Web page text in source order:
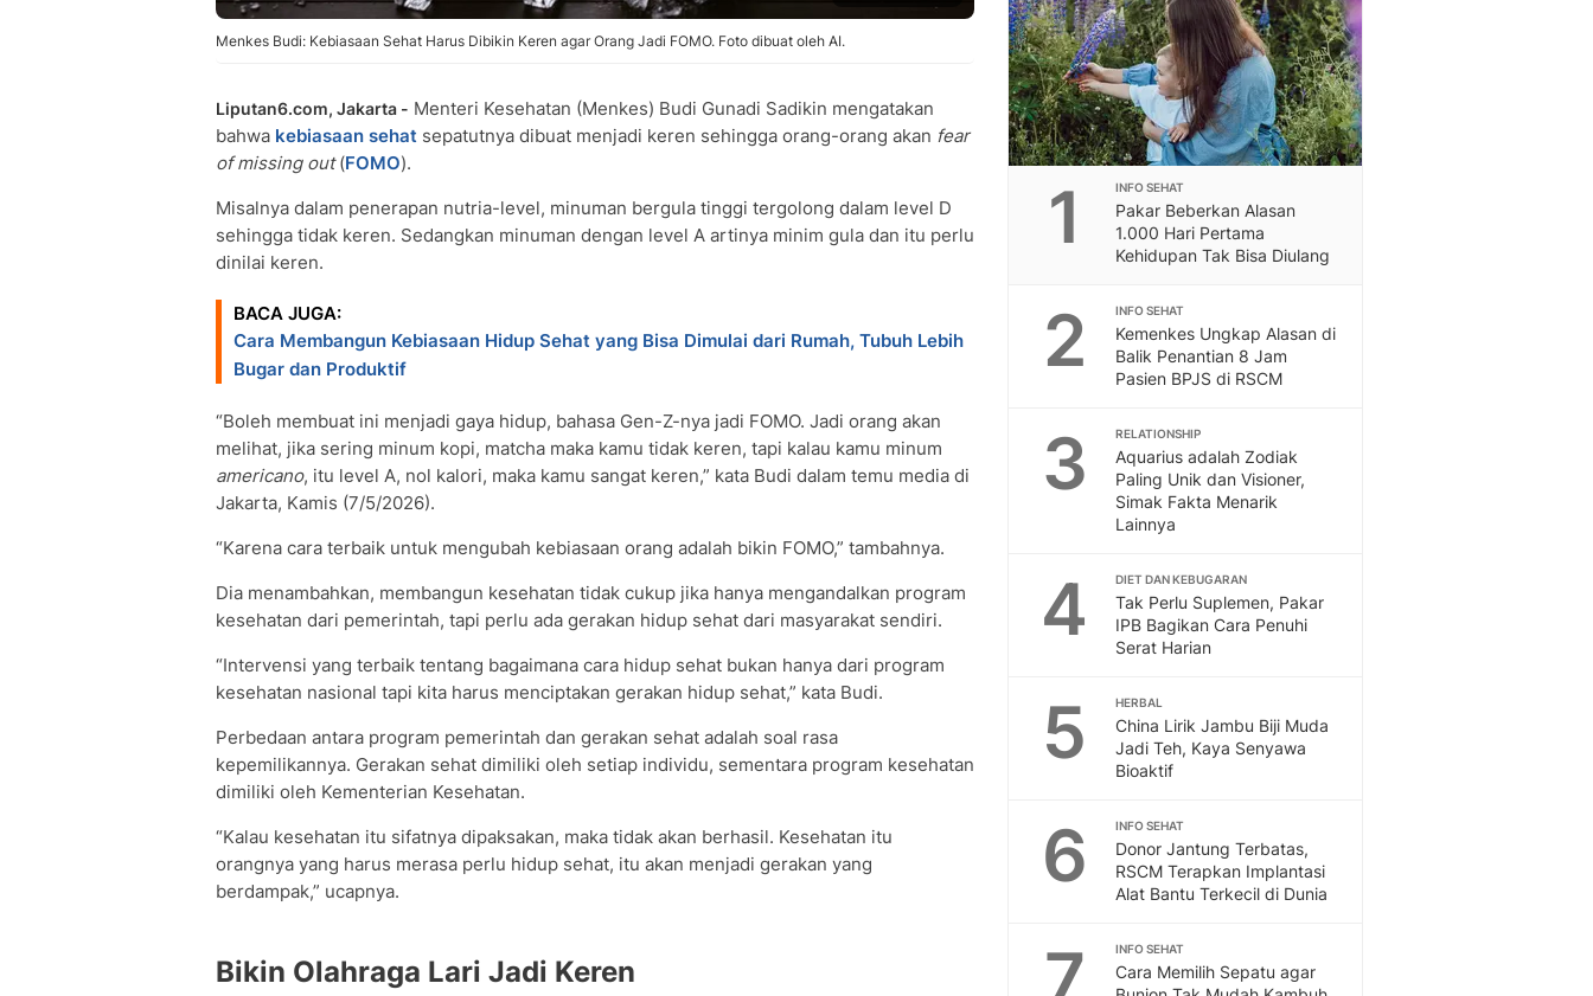
Menkes Budi: Kebiasaan Sehat Harus Dibikin Keren agar Orang Jadi FOMO. Foto dibuat oleh AI.
Liputan6.com, Jakarta - Menteri Kesehatan (Menkes) Budi Gunadi Sadikin mengatakan
bahwa kebiasaan sehat sepatutnya dibuat menjadi keren sehingga orang-orang akan fear
of missing out(FOMO).
Misalnya dalam penerapan nutria-level, minuman bergula tinggi tergolong dalam level D
sehingga tidak keren. Sedangkan minuman dengan level A artinya minim gula dan itu perlu
dinilai keren.
BACA JUGA:
Cara Membangun Kebiasaan Hidup Sehat yang Bisa Dimulai dari Rumah, Tubuh Lebih
Bugar dan Produktif
“Boleh membuat ini menjadi gaya hidup, bahasa Gen-Z-nya jadi FOMO. Jadi orang akan
melihat, jika sering minum kopi, matcha maka kamu tidak keren, tapi kalau kamu minum
americano, itu level A, nol kalori, maka kamu sangat keren,” kata Budi dalam temu media di
Jakarta, Kamis (7/5/2026).
“Karena cara terbaik untuk mengubah kebiasaan orang adalah bikin FOMO,” tambahnya.
Dia menambahkan, membangun kesehatan tidak cukup jika hanya mengandalkan program
kesehatan dari pemerintah, tapi perlu ada gerakan hidup sehat dari masyarakat sendiri.
“Intervensi yang terbaik tentang bagaimana cara hidup sehat bukan hanya dari program
kesehatan nasional tapi kita harus menciptakan gerakan hidup sehat,” kata Budi.
Perbedaan antara program pemerintah dan gerakan sehat adalah soal rasa
kepemilikannya. Gerakan sehat dimiliki oleh setiap individu, sementara program kesehatan
dimiliki oleh Kementerian Kesehatan.
“Kalau kesehatan itu sifatnya dipaksakan, maka tidak akan berhasil. Kesehatan itu
orangnya yang harus merasa perlu hidup sehat, itu akan menjadi gerakan yang
berdampak,” ucapnya.
Bikin Olahraga Lari Jadi Keren
1 INFO SEHAT
Pakar Beberkan Alasan
1.000 Hari Pertama
Kehidupan Tak Bisa Diulang
2 INFO SEHAT
Kemenkes Ungkap Alasan di
Balik Penantian 8 Jam
Pasien BPJS di RSCM
3 RELATIONSHIP
Aquarius adalah Zodiak
Paling Unik dan Visioner,
Simak Fakta Menarik
Lainnya
4 DIET DAN KEBUGARAN
Tak Perlu Suplemen, Pakar
IPB Bagikan Cara Penuhi
Serat Harian
5 HERBAL
China Lirik Jambu Biji Muda
Jadi Teh, Kaya Senyawa
Bioaktif
6 INFO SEHAT
Donor Jantung Terbatas,
RSCM Terapkan Implantasi
Alat Bantu Terkecil di Dunia
7 INFO SEHAT
Cara Memilih Sepatu agar